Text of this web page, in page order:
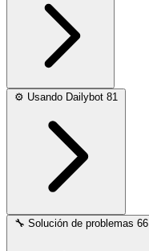
⚙️ Usando Dailybot 81
🔧 Solución de problemas 66